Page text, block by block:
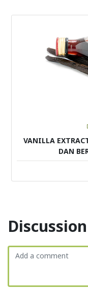
VANILLA
DAN
Discussion